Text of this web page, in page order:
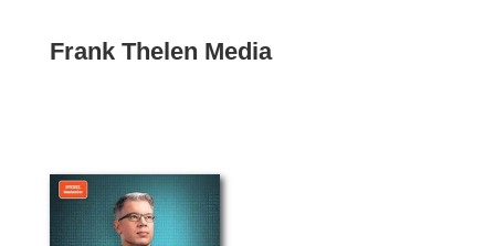
Frank Thelen Media